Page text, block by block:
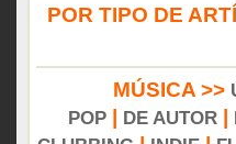
POR TIPO DE
MÚSICA >>
POP
DE AUTOR